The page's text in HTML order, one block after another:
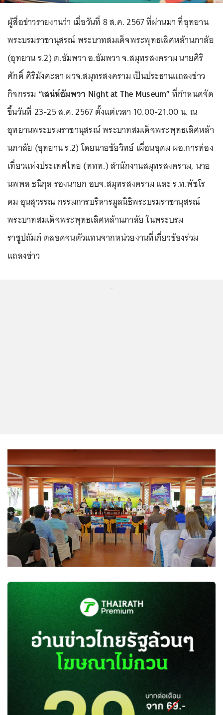
ผู้สื่อข่าวรายงานว่า เมื่อวันที่ 8 ส.ค. 2567 ที่ผ่านมา ที่อุทยาน
พระบรมราชานุสรณ์ พระบาทสมเด็จพระพุทธเลิศหล้านภาลัย
(อุทยาน ร.2) ต.อัมพวา อ.อัมพวา จ.สมุทรสงคราม นายศิริ
ศักดิ์ ศิริมังคะลา ผวจ.สมุทรสงคราม เป็นประธานแถลงข่าว
กิจกรรม “เสน่ห์อัมพวา Night at The Museum” ที่กำหนดจัด
ขึ้นวันที่ 23-25 ส.ค. 2567 ตั้งแต่เวลา 10.00-21.00 น. ณ
อุทยานพระบรมราชานุสรณ์ พระบาทสมเด็จพระพุทธเลิศหล้า
นภาลัย (อุทยาน ร.2) โดยนายชัยวิทย์ เผื่อนอุดม ผอ.การท่อง
เที่ยวแห่งประเทศไทย (ททท.) สำนักงานสมุทรสงคราม, นาย
นพพล ธนิกุล รองนายก อบจ.สมุทรสงคราม และ ร.ท.พัชโร
ดม อุนสุวรรณ กรรมการบริหารมูลนิธิพระบรมราชานุสรณ์
พระบาทสมเด็จพระพุทธเลิศหล้านภาลัย ในพระบรม
ราชูปถัมภ์ ตลอดจนตัวแทนจากหน่วยงานที่เกี่ยวข้องร่วม
แถลงข่าว